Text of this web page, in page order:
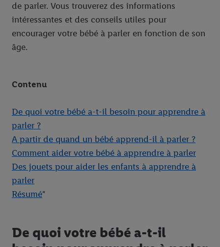
de parler. Vous trouverez des informations
intéressantes et des conseils utiles pour
encourager votre bébé à parler en fonction de son
âge.
Contenu
De quoi votre bébé a-t-il besoin pour apprendre à
parler ?
A partir de quand un bébé apprend-il à parler ?
Comment aider votre bébé à apprendre à parler
Des jouets pour aider les enfants à apprendre à
parler
Résumé"
De quoi votre bébé a-t-il